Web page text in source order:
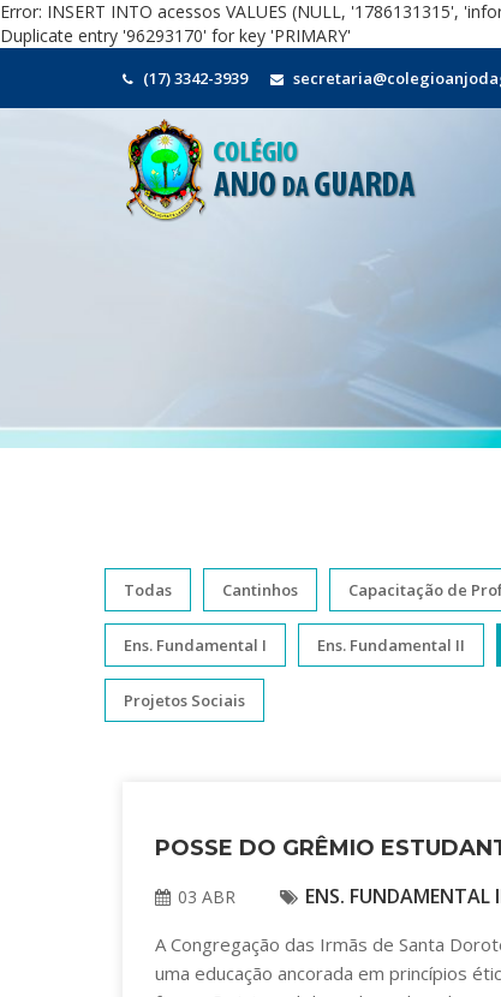
Error: INSERT INTO acessos VALUES (NULL, '1786131315',
Duplicate entry '96293170' for key 'PRIMARY'
(17) 3342-3939
Todas Cantinhos Capacitação de
Ens. Fundamental I Ens. Fundamental II
Projetos Sociais
POSSE DO GRÊMIO
03 ABR ENS. FUNDAMENTAL
A Congregação das Irmãs de Santa
uma educação ancorada em princípios